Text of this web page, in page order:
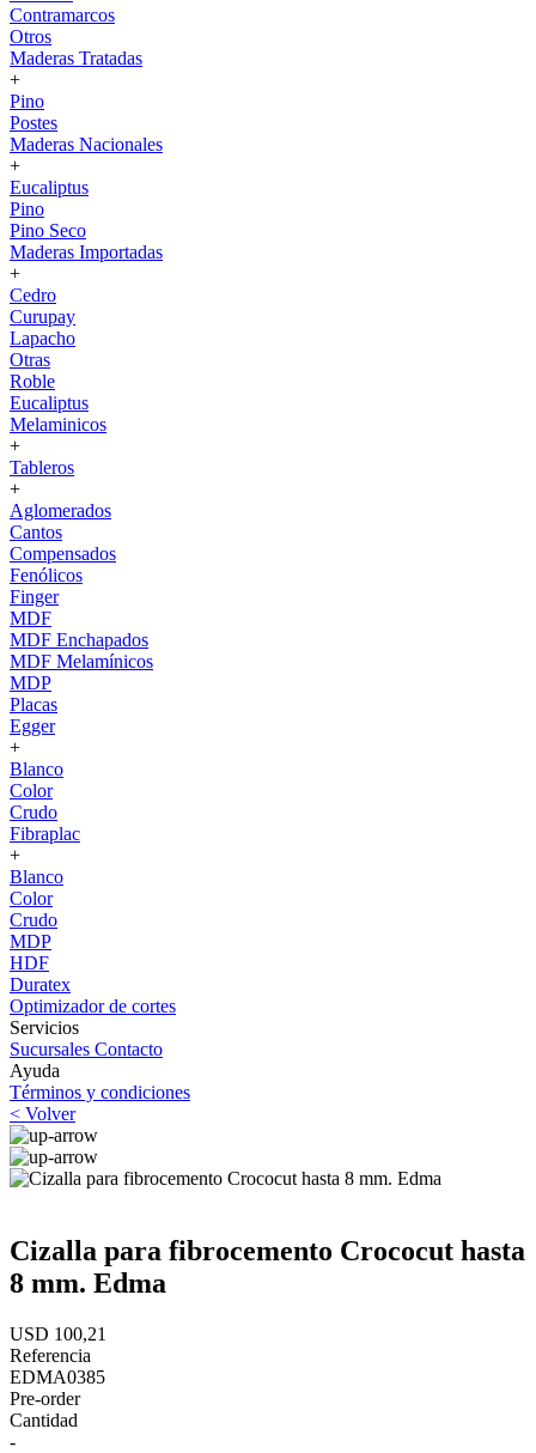
Contramarcos
Otros
Maderas Tratadas
+
Pino
Postes
Maderas Nacionales
+
Eucaliptus
Pino
Pino Seco
Maderas Importadas
+
Cedro
Curupay
Lapacho
Otras
Roble
Eucaliptus
Melaminicos
+
Tableros
+
Aglomerados
Cantos
Compensados
Fenólicos
Finger
MDF
MDF Enchapados
MDF Melamínicos
MDP
Placas
Egger
+
Blanco
Color
Crudo
Fibraplac
+
Blanco
Color
Crudo
MDP
HDF
Duratex
Optimizador de cortes
Servicios
Sucursales Contacto
Ayuda
Términos y condiciones
< Volver
Cizalla para fibrocemento Crococut hasta
8 mm. Edma
USD 100,21
Referencia
EDMA0385
Pre-order
Cantidad
-